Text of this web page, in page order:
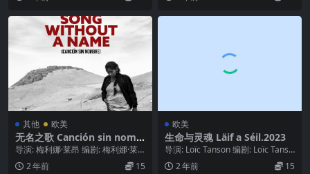
其他 欧美
无名之歌 Canción sin nomb
re (2019)
导演: 梅利娜·莱昂 编剧: 梅利娜·莱
昂 / Michael J. White...
2 年前 15
欧美
生命与灵魂 Läif a Séil.2023
导演: Loïc Tanson 编剧: Loïc Tanso
n 主演: 索菲·穆...
2 年前 15